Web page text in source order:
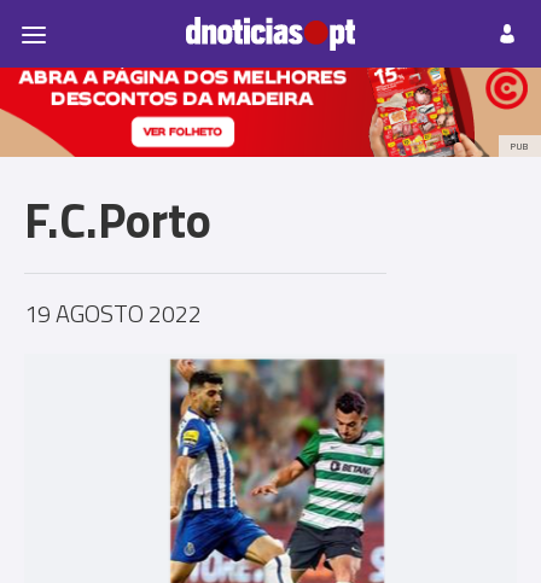
Prazeres Paisagens
PUB
F.C.Porto
19 AGOSTO 2022